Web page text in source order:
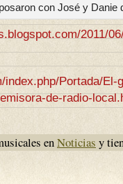
con José y Danie
2011/
Portada/El-
de-radio-
enNoticias y